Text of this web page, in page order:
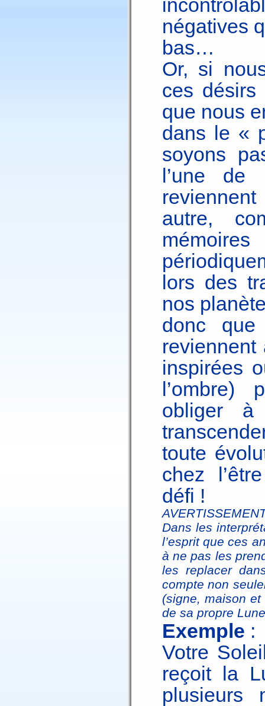
négatives
bas…
Or, si
ces désirs
que nous
dans le «
soyons
l’une de
autre,
lors des
nos
donc que
inspirées
l’ombre)
obliger
toute
chez
défi !
Dans les
l’esprit que ces
à ne pas les
les replacer
compte non
(signe, maison
de sa propre
Exemple :
Votre
reçoit la
plusieurs